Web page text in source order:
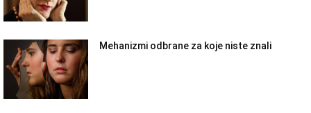
Mehanizmi odbrane za koje niste znali